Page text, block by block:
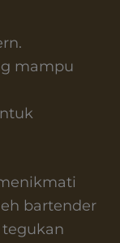
mampu
bartender